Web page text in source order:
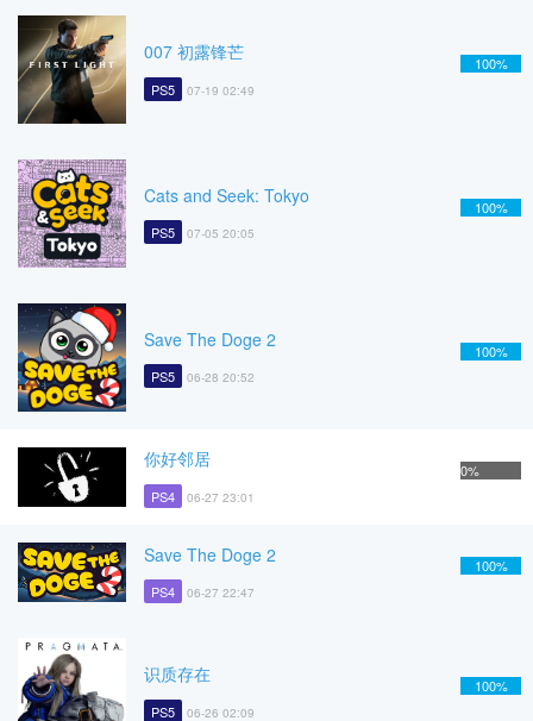
007 初露锋芒
PS5 07-19 02:49
100%
Cats and Seek: Tokyo
PS5 07-05 20:05
100%
Save The Doge 2
PS5 06-28 20:52
100%
你好邻居
PS4 06-27 23:01
0%
Save The Doge 2
PS4 06-27 22:47
100%
识质存在
PS5 06-26 02:09
100%